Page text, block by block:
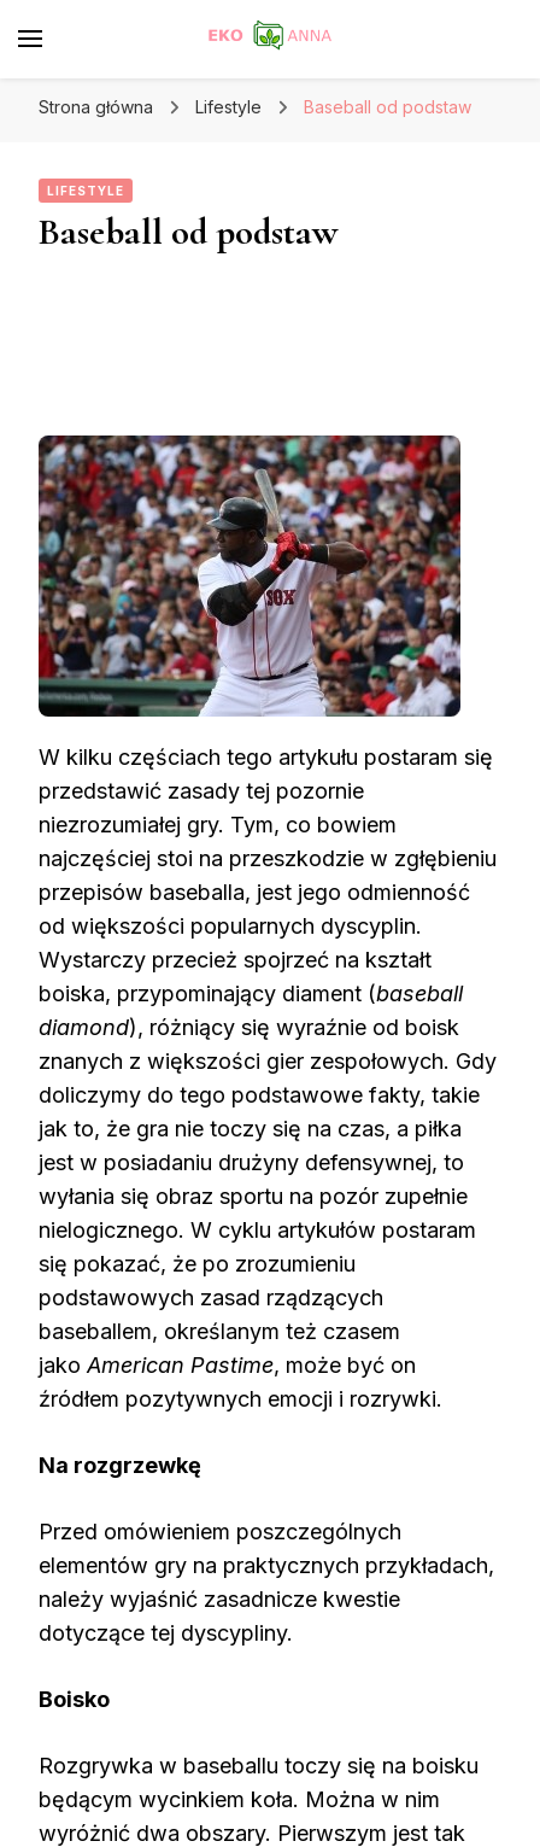
Strona główna Lifestyle Baseball od podstaw
LIFESTYLE
Baseball od podstaw
W kilku częściach tego artykułu postaram się
przedstawić zasady tej pozornie
niezrozumiałej gry. Tym, co bowiem
najczęściej stoi na przeszkodzie w zgłębieniu
przepisów baseballa, jest jego odmienność
od większości popularnych dyscyplin.
Wystarczy przecież spojrzeć na kształt
boiska, przypominający diament (baseball
diamond), różniący się wyraźnie od boisk
znanych z większości gier zespołowych. Gdy
doliczymy do tego podstawowe fakty, takie
jak to, że gra nie toczy się na czas, a piłka
jest w posiadaniu drużyny defensywnej, to
wyłania się obraz sportu na pozór zupełnie
nielogicznego. W cyklu artykułów postaram
się pokazać, że po zrozumieniu
podstawowych zasad rządzących
baseballem, określanym też czasem
jako American Pastime, może być on
źródłem pozytywnych emocji i rozrywki.
Na rozgrzewkę
Przed omówieniem poszczególnych
elementów gry na praktycznych przykładach,
należy wyjaśnić zasadnicze kwestie
dotyczące tej dyscypliny.
Boisko
Rozgrywka w baseballu toczy się na boisku
będącym wycinkiem koła. Można w nim
wyróżnić dwa obszary. Pierwszym jest tak